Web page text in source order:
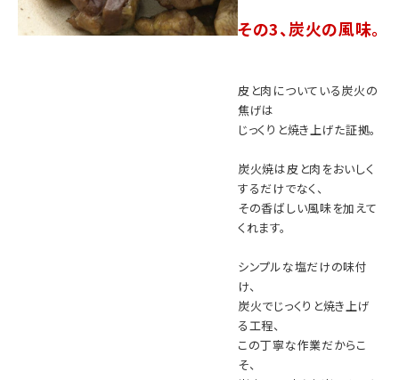
その3、炭火の風味。
皮と肉についている炭火の
焦げは
じっくりと焼き上げた証拠。
炭火焼は皮と肉をおいしく
するだけでなく、
その香ばしい風味を加えて
くれます。
シンプルな塩だけの味付
け、
炭火でじっくりと焼き上げ
る工程、
この丁寧な作業だからこ
そ、